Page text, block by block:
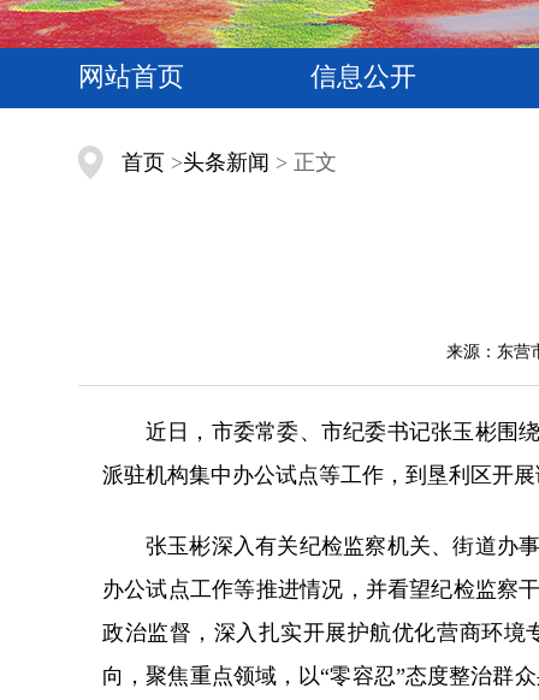
网站首页 信息公开
首页 >头条新闻 > 正文
来源：东营
近日，市委常委、市纪委书记张玉彬围
派驻机构集中办公试点等工作，到垦利区开
张玉彬深入有关纪检监察机关、街道办
办公试点工作等推进情况，并看望纪检监察
政治监督，深入扎实开展护航优化营商环
向，聚焦重点领域，以“零容忍”态度整治群